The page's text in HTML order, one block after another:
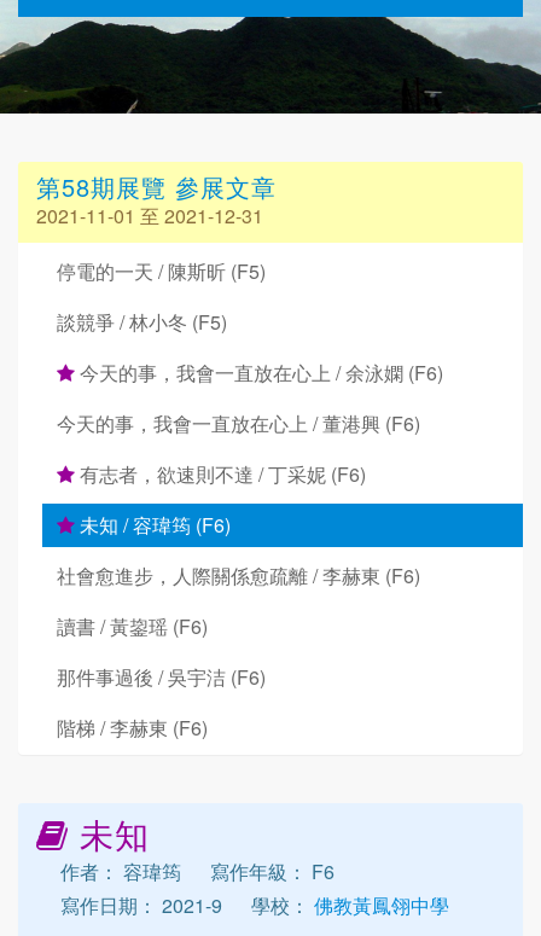
第58期展覽 參展文章
2021-11-01 至 2021-12-31
停電的一天 / 陳斯昕 (F5)
談競爭 / 林小冬 (F5)
今天的事，我會一直放在心上 / 余泳嫻 (F6)
今天的事，我會一直放在心上 / 董港興 (F6)
有志者，欲速則不達 / 丁采妮 (F6)
未知 / 容瑋筠 (F6)
社會愈進步，人際關係愈疏離 / 李赫東 (F6)
讀書 / 黃鋆瑶 (F6)
那件事過後 / 吳宇洁 (F6)
階梯 / 李赫東 (F6)
未知
作者： 容瑋筠
寫作年級： F6
寫作日期： 2021-9
學校： 佛教黃鳳翎中學